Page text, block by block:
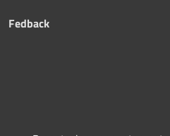
Fedback